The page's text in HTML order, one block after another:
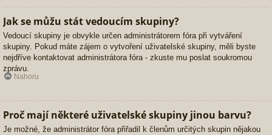
Jak se můžu stát vedoucím skupiny?
Vedoucí skupiny je obvykle určen administrátorem fóra při vytváření
skupiny. Pokud máte zájem o vytvoření uživatelské skupiny, měli byste
nejdříve kontaktovat administrátora fóra - zkuste mu poslat soukromou
zprávu.
Nahoru
Proč mají některé uživatelské skupiny jinou barvu?
Je možné, že administrátor fóra přiřadil k členům určitých skupin nějakou